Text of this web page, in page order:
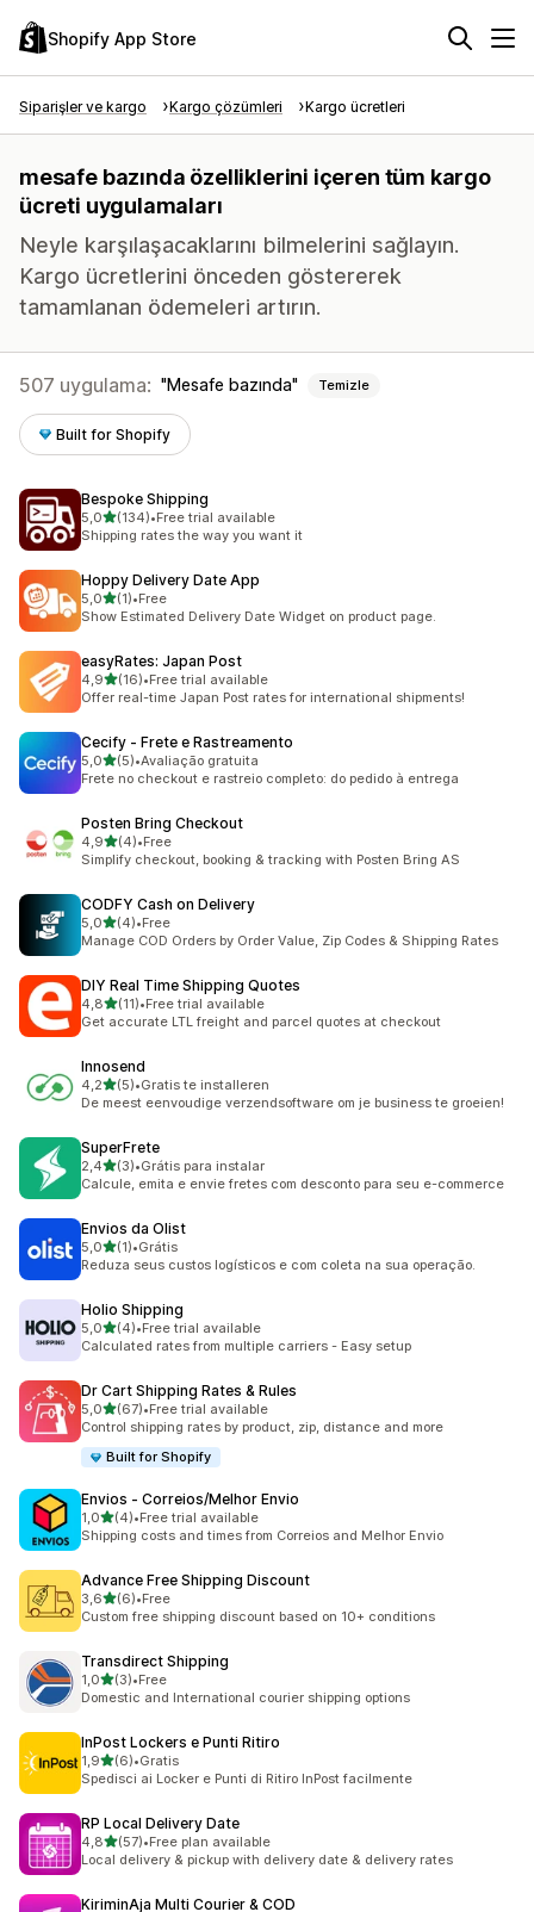
Shopify App Store
Siparişler ve kargo Kargo çözümleri Kargo ücretleri
mesafe bazında özelliklerini içeren tüm kargo
ücreti uygulamaları
Neyle karşılaşacaklarını bilmelerini sağlayın.
Kargo ücretlerini önceden göstererek
tamamlanan ödemeleri artırın.
507 uygulama: Mesafe bazında Temizle
Built for Shopify
Bespoke Shipping
5,05 yıldız üzerinden
(134)
toplam 134 değerlendirme
•Free trial available
Shipping rates the way you want it
Hoppy Delivery Date App
5,05 yıldız üzerinden
(1)
toplam 1 değerlendirme
•Free
Show Estimated Delivery Date Widget on product page.
easyRates: Japan Post
4,95 yıldız üzerinden
(16)
toplam 16 değerlendirme
•Free trial available
Offer real-time Japan Post rates for international shipments!
Cecify ‑ Frete e Rastreamento
5,05 yıldız üzerinden
(5)
toplam 5 değerlendirme
•Avaliação gratuita
Frete no checkout e rastreio completo: do pedido à entrega
Posten Bring Checkout
4,95 yıldız üzerinden
(4)
toplam 4 değerlendirme
•Free
Simplify checkout, booking & tracking with Posten Bring AS
CODFY Cash on Delivery
5,05 yıldız üzerinden
(4)
toplam 4 değerlendirme
•Free
Manage COD Orders by Order Value, Zip Codes & Shipping Rates
DIY Real Time Shipping Quotes
4,85 yıldız üzerinden
(11)
toplam 11 değerlendirme
•Free trial available
Get accurate LTL freight and parcel quotes at checkout
Innosend
4,25 yıldız üzerinden
(5)
toplam 5 değerlendirme
•Gratis te installeren
De meest eenvoudige verzendsoftware om je business te groeien!
SuperFrete
2,45 yıldız üzerinden
(3)
toplam 3 değerlendirme
•Grátis para instalar
Calcule, emita e envie fretes com desconto para seu e-commerce
Envios da Olist
5,05 yıldız üzerinden
(1)
toplam 1 değerlendirme
•Grátis
Reduza seus custos logísticos e com coleta na sua operação.
Holio Shipping
5,05 yıldız üzerinden
(4)
toplam 4 değerlendirme
•Free trial available
Calculated rates from multiple carriers - Easy setup
Dr Cart Shipping Rates & Rules
5,05 yıldız üzerinden
(67)
toplam 67 değerlendirme
•Free trial available
Control shipping rates by product, zip, distance and more
Built for Shopify
Envios ‑ Correios/Melhor Envio
1,05 yıldız üzerinden
(4)
toplam 4 değerlendirme
•Free trial available
Shipping costs and times from Correios and Melhor Envio
Advance Free Shipping Discount
3,65 yıldız üzerinden
(6)
toplam 6 değerlendirme
•Free
Custom free shipping discount based on 10+ conditions
Transdirect Shipping
1,05 yıldız üzerinden
(3)
toplam 3 değerlendirme
•Free
Domestic and International courier shipping options
InPost Lockers e Punti Ritiro
1,95 yıldız üzerinden
(6)
toplam 6 değerlendirme
•Gratis
Spedisci ai Locker e Punti di Ritiro InPost facilmente
RP Local Delivery Date
4,85 yıldız üzerinden
(57)
toplam 57 değerlendirme
•Free plan available
Local delivery & pickup with delivery date & delivery rates
KiriminAja Multi Courier & COD